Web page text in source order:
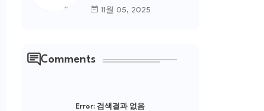
해-풀버전
11월 05, 2025
Comments
Error: 검색결과 없음